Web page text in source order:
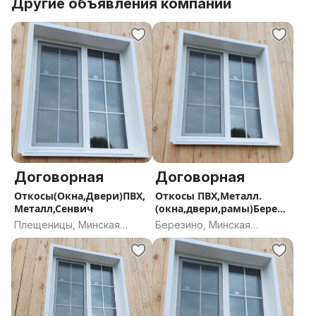
Другие объявления компании
Договорная
Откосы(Окна,Двери)ПВХ,
Металл,Сенвич
Плещеницы, Минская
область
Договорная
Откосы ПВХ,Металл.
(окна,двери,рамы)Берези
но и р-н
Березино, Минская
область